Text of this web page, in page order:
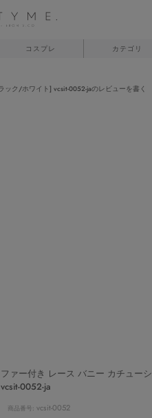
コスプレ カテゴリ
ク/ホワイト] vcsit-0052-jaのレビューを書く
ファー付き レース バニー カチュー
vcsit-0052-ja
商品番号 vcsit-0052